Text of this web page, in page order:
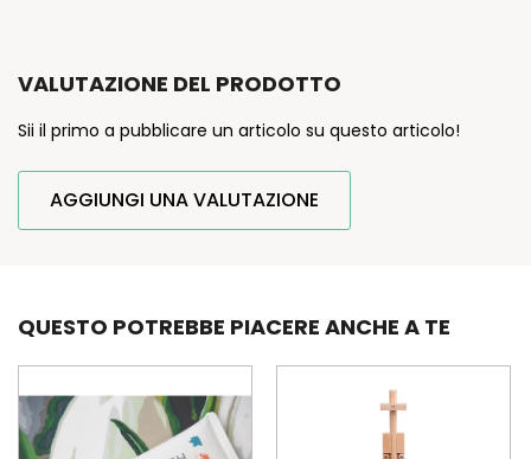
VALUTAZIONE DEL PRODOTTO
Sii il primo a pubblicare un articolo su questo articolo!
AGGIUNGI UNA VALUTAZIONE
QUESTO POTREBBE PIACERE ANCHE A TE